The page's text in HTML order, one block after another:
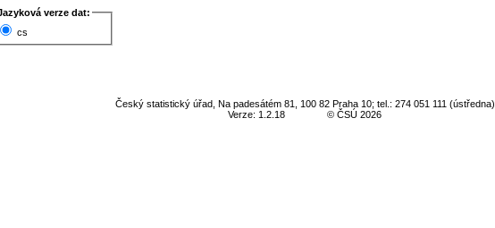
verze dat:
cs
Český statistický úřad, Na padesátém 81, 100 82 Praha 10; tel.: 274 051 111 (ústředna)
Verze: 1.2.18
© ČSÚ 2026